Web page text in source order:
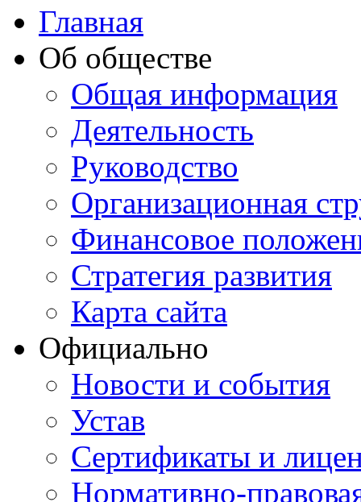
Главная
Об обществе
Общая информация
Деятельность
Руководство
Организационная
Финансовое
Стратегия развития
Карта сайта
Официально
Новости и события
Устав
Сертификаты и
Нормативно-